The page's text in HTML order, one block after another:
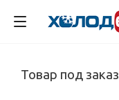
Товар под заказ